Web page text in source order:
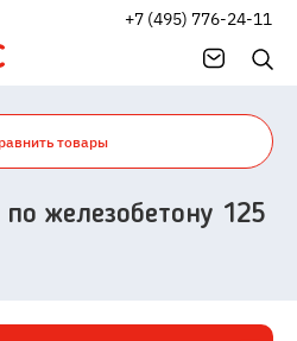
+7 (495) 776-24-11
товары
железобетону 125